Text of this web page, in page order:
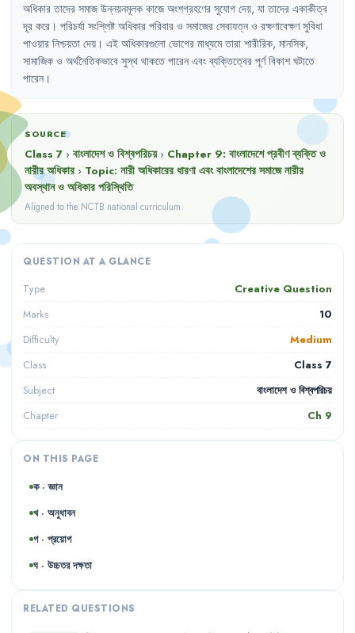
অধিকার তাদের সমাজ উন্নয়নমূলক কাজে অংশগ্রহণের সুযোগ দেয়, যা তাদের একাকীত্ব
দূর করে । পরিচর্যা সংশ্লিষ্ট অধিকার পরিবার ও সমাজের সেবাযত্ন ও রক্ষণাবেক্ষণ সুবিধা
পাওয়ার নিশ্চয়তা দেয় । এই অধিকারগুলো ভোগের মাধ্যমে তারা শারীরিক, মানসিক,
সামাজিক ও অর্থনৈতিকভাবে সুস্থ থাকতে পারেন এবং ব্যক্তিত্বের পূর্ণ বিকাশ ঘটাতে
পারেন।
SOURCE
Class 7 › বাংলাদেশ ও বিশ্বপরিচয় › Chapter 9: বাংলাদেশে প্রবীণ ব্যক্তি ও
নারীর অধিকার › Topic: নারী অধিকারের ধারণা এবং বাংলাদেশের সমাজে নারীর
অবস্থান ও অধিকার পরিস্থিতি
Aligned to the NCTB national curriculum.
QUESTION AT A GLANCE
Type Creative Question
Marks 10
Difficulty Medium
Class Class 7
Subject বাংলাদেশ ও বিশ্বপরিচয়
Chapter Ch 9
ON THIS PAGE
ক · জ্ঞান
খ · অনুধাবন
গ · প্রয়োগ
ঘ · উচ্চতর দক্ষতা
RELATED QUESTIONS